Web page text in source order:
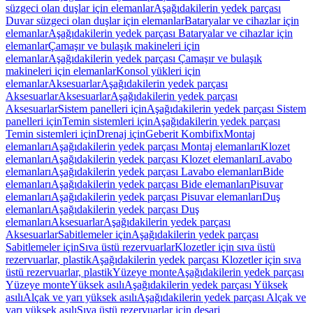
süzgeci olan duşlar için elemanlarAşağıdakilerin yedek parçası
Duvar süzgeci olan duşlar için elemanlarBataryalar ve cihazlar için
elemanlarAşağıdakilerin yedek parçası Bataryalar ve cihazlar için
elemanlarÇamaşır ve bulaşık makineleri için
elemanlarAşağıdakilerin yedek parçası Çamaşır ve bulaşık
makineleri için elemanlarKonsol yükleri için
elemanlarAksesuarlarAşağıdakilerin yedek parçası
AksesuarlarAksesuarlarAşağıdakilerin yedek parçası
AksesuarlarSistem panelleri içinAşağıdakilerin yedek parçası Sistem
panelleri içinTemin sistemleri içinAşağıdakilerin yedek parçası
Temin sistemleri içinDrenaj içinGeberit KombifixMontaj
elemanlarıAşağıdakilerin yedek parçası Montaj elemanlarıKlozet
elemanlarıAşağıdakilerin yedek parçası Klozet elemanlarıLavabo
elemanlarıAşağıdakilerin yedek parçası Lavabo elemanlarıBide
elemanlarıAşağıdakilerin yedek parçası Bide elemanlarıPisuvar
elemanlarıAşağıdakilerin yedek parçası Pisuvar elemanlarıDuş
elemanlarıAşağıdakilerin yedek parçası Duş
elemanlarıAksesuarlarAşağıdakilerin yedek parçası
AksesuarlarSabitlemeler içinAşağıdakilerin yedek parçası
Sabitlemeler içinSıva üstü rezervuarlarKlozetler için sıva üstü
rezervuarlar, plastikAşağıdakilerin yedek parçası Klozetler için sıva
üstü rezervuarlar, plastikYüzeye monteAşağıdakilerin yedek parçası
Yüzeye monteYüksek asılıAşağıdakilerin yedek parçası Yüksek
asılıAlçak ve yarı yüksek asılıAşağıdakilerin yedek parçası Alçak ve
yarı yüksek asılıSıva üstü rezervuarlar için deşarj